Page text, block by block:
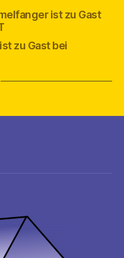
ist zu Gast
zu Gast bei